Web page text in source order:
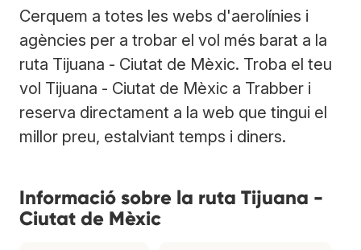
Cerquem a totes les webs d'aerolínies i
agències per a trobar el vol més barat a la
ruta Tijuana - Ciutat de Mèxic. Troba el teu
vol Tijuana - Ciutat de Mèxic a Trabber i
reserva directament a la web que tingui el
millor preu, estalviant temps i diners.
Informació sobre la ruta Tijuana -
Ciutat de Mèxic